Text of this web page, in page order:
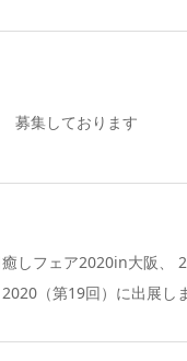
募集しております
しフェア2020in大阪、
（第19回）に出展し